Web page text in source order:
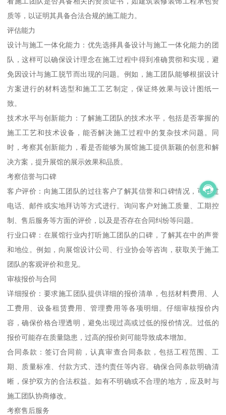
质等，以证明其具备合法合规的施工能力。
评估能力
设计与施工一体化能力：优先选择具备设计与施工一体化能力的团
队，这样可以确保设计理念在施工过程中得到准确贯彻和实现，避
免因设计与施工脱节而出现的问题。例如，施工团队能够根据设计
方案进行的材料选型和施工工艺制定，保证终效果与设计图纸一
致。
技术水平与创新能力：了解施工团队的技术水平，包括是否掌握的
施工工艺和技术设备，能否解决施工过程中的复杂技术问题。同
时，考察其创新能力，看是否能够为展馆施工提供新颖的创意和解
决方案，提升展馆的展示效果和品质。
考察信誉与口碑
客户评价：向施工团队的过往客户了解其信誉和口碑情况，可通过
电话、邮件或实地拜访等方式进行。询问客户对施工质量、工期控
制、售后服务等方面的评价，以及是否存在合同纠纷等问题。
行业口碑：在展馆行业内打听施工团队的口碑，了解其在中的声誉
和地位。例如，向展馆设计公司、行业协会等咨询，获取关于施工
团队的客观评价和意见。
审核报价与合同
详细报价：要求施工团队提供详细的报价清单，包括材料费用、人
工费用、设备租赁费用、管理费用等各项明细。仔细审核报价内
容，确保价格合理透明，避免出现过高或过低的报价情况。过低的
报价可能存在质量隐患，过高的报价则可能导致成本增加。
合同条款：签订合同前，认真审查合同条款，包括工程范围、工
期、质量标准、付款方式、违约责任等内容。确保合同条款明确清
晰，保护双方的合法权益。如有不明确或不合理的地方，应及时与
施工团队协商修改。
考察售后服务